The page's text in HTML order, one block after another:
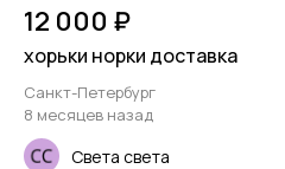
12 000 ₽
хорьки норки доставка
Санкт-Петербург
8 месяцев назад
Света света